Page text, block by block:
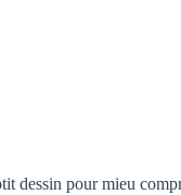
dessin pour mieu